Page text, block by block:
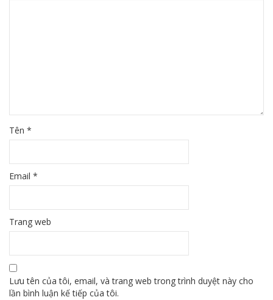
Tên *
Email *
Trang web
Lưu tên của tôi, email, và trang web trong trình duyệt này cho
lần bình luận kế tiếp của tôi.